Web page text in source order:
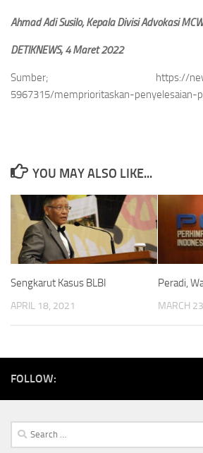
Ahmad Adi Susilo; Kepala Divisi Advokasi MCW
DETIKNEWS, 4 Maret 2022
Sumber; https://
5967315/memprioritaskan-penyelesaian-
YOU MAY ALSO LIKE...
Sengkarut Kasus BLBI
APRIL 18, 2021
Peradi,
MARCH
FOLLOW:
Search
for: